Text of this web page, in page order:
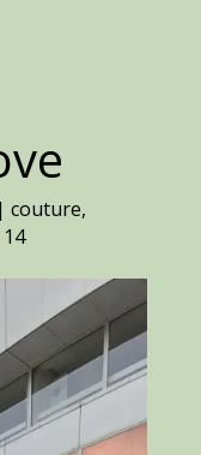
| couture,
14